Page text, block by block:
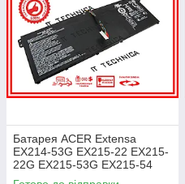
Батарея ACER Extensa
EX214-53G EX215-22 EX215-
22G EX215-53G EX215-54
EX215-54G 11.25V 4471mAh